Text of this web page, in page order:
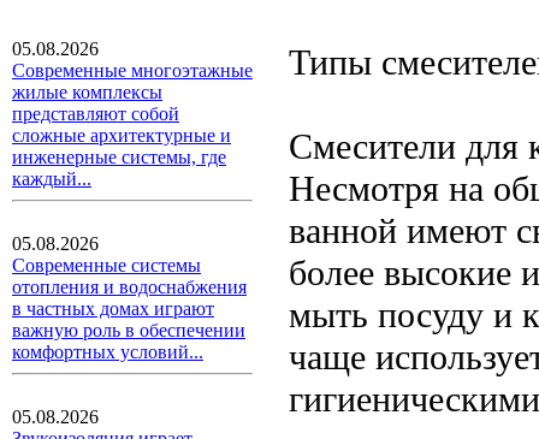
05.08.2026
Современные многоэтажные
жилые комплексы
представляют собой
сложные архитектурные и
инженерные системы, где
каждый...
05.08.2026
Современные системы
отопления и водоснабжения
в частных домах играют
важную роль в обеспечении
комфортных условий...
05.08.2026
Типы
Смесители для
Несмотря на
ванной имеют
более высокие
мыть посуду и
чаще